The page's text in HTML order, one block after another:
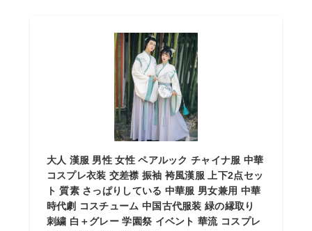
大人 漢服 男性 女性 ペアルック チャイナ服 中華
コスプレ衣装 交差襟 振袖 袴風漢服 上下2点セッ
ト 質素 さっぱりしている 中華服 男女兼用 中華
時代劇 コスチューム 中国古代服装 緑の縁取り
刺繍 白＋グレー 学園祭 イベント 華流 コスプレ